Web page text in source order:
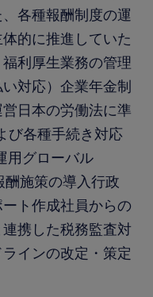
各種報酬制度の運
的に推進していた
利厚生業務の管理
い対応）企業年金制
日本の労働法に準
び各種手続き対応
用グローバル
施策の導入行政
ト作成社員からの
携した税務監査対
インの改定・策定